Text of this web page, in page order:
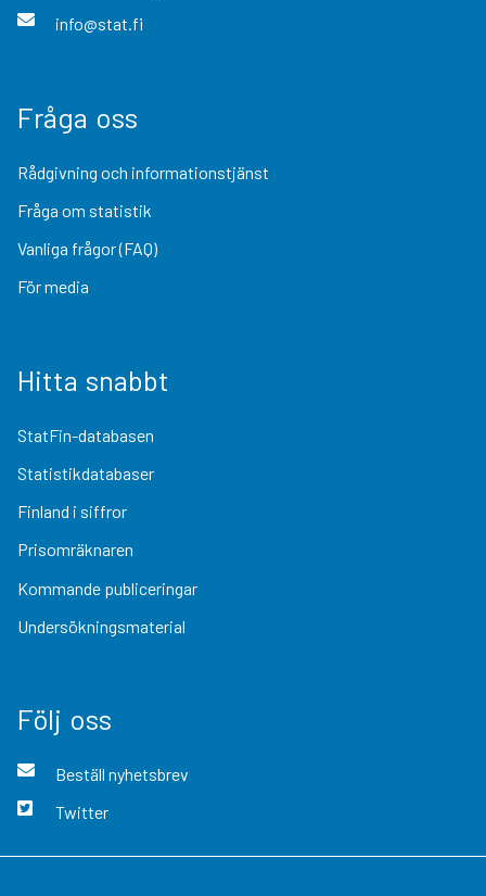
info@stat.fi
Fråga oss
Rådgivning och informationstjänst
Fråga om statistik
Vanliga frågor (FAQ)
För media
Hitta snabbt
StatFin-databasen
Statistikdatabaser
Finland i siffror
Prisomräknaren
Kommande publiceringar
Undersökningsmaterial
Följ oss
Beställ nyhetsbrev
Twitter